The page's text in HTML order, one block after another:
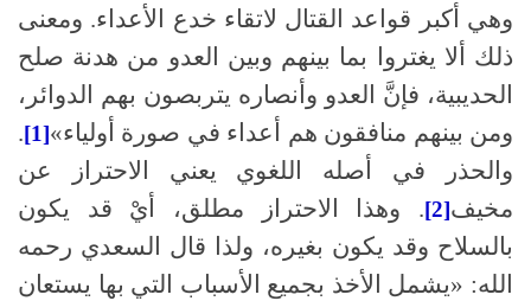
وهي أكبر قواعد القتال لاتقاء خدع الأعداء. ومعنى
ذلك ألا يغتروا بما بينهم وبين العدو من هدنة صلح
الحديبية، فإنَّ العدو وأنصاره يتربصون بهم الدوائر،
ومن بينهم منافقون هم أعداء في صورة أولياء»[1]
.
والحذر في أصله اللغوي يعني الاحتراز عن
مخيف[2]
. وهذا الاحتراز مطلق، أيْ قد يكون
بالسلاح وقد يكون بغيره، ولذا قال السعدي رحمه
الله: «يشمل الأخذ بجميع الأسباب التي بها يستعان